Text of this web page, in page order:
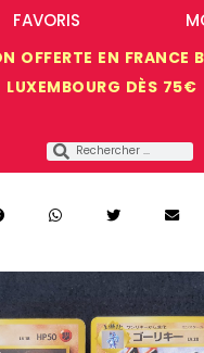
OFFERTE EN FRANCE
LUXEMBOURG DÈS 75€
FAVORIS